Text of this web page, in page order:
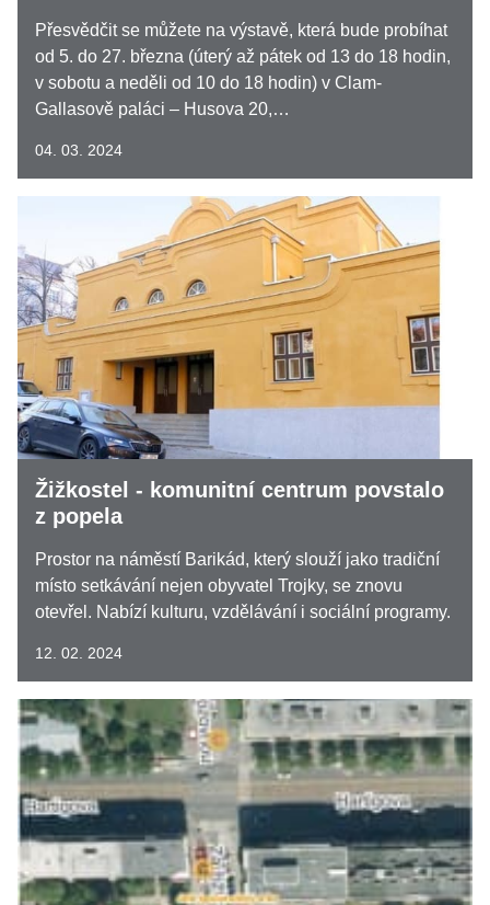
Přesvědčit se můžete na výstavě, která bude probíhat
od 5. do 27. března (úterý až pátek od 13 do 18 hodin,
v sobotu a neděli od 10 do 18 hodin) v Clam-
Gallasově paláci – Husova 20,…
04. 03. 2024
Žižkostel - komunitní centrum povstalo
z popela
Prostor na náměstí Barikád, který slouží jako tradiční
místo setkávání nejen obyvatel Trojky, se znovu
otevřel. Nabízí kulturu, vzdělávání i sociální programy.
12. 02. 2024